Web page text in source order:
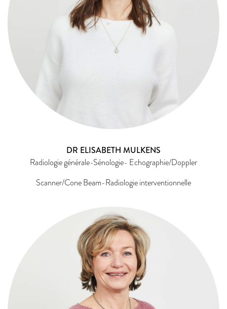
DR ELISABETH MULKENS
Radiologie générale-Sénologie- Echographie/Doppler
Scanner/Cone Beam-Radiologie interventionnelle